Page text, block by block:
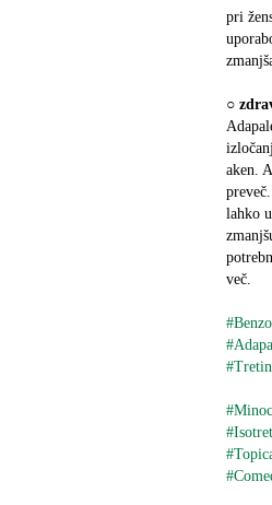
pri
○
aken.
lahko
več.